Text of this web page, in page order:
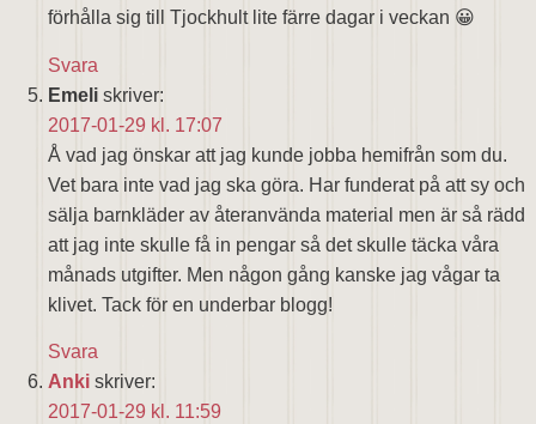
förhålla sig till Tjockhult lite färre dagar i veckan 😀
Svara
Emeli skriver:
2017-01-29 kl. 17:07
Å vad jag önskar att jag kunde jobba hemifrån som du.
Vet bara inte vad jag ska göra. Har funderat på att sy och
sälja barnkläder av återanvända material men är så rädd
att jag inte skulle få in pengar så det skulle täcka våra
månads utgifter. Men någon gång kanske jag vågar ta
klivet. Tack för en underbar blogg!
Svara
Anki skriver:
2017-01-29 kl. 11:59